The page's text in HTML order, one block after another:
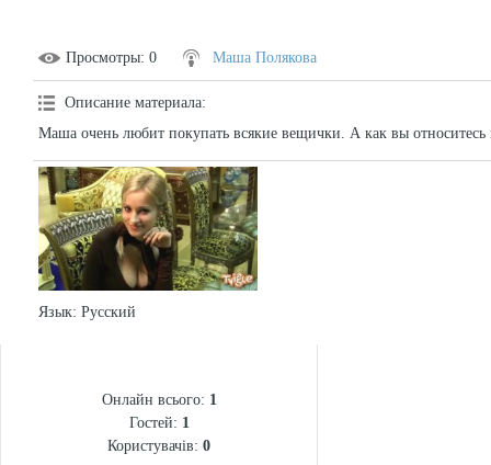
Просмотры: 0 Маша Полякова
Описание материала:
Маша очень любит покупать всякие вещички. А как вы
Язык: Русский
Онлайн всього: 1
Гостей: 1
Користувачів: 0